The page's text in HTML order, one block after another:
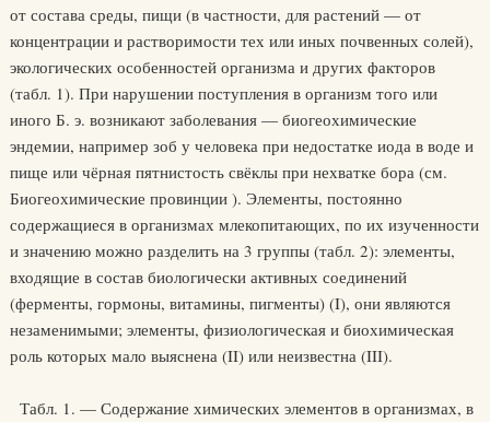
от состава среды, пищи (в частности, для растений — от
концентрации и растворимости тех или иных почвенных солей),
экологических особенностей организма и других факторов
(табл. 1). При нарушении поступления в организм того или
иного Б. э. возникают заболевания — биогеохимические
эндемии, например зоб у человека при недостатке иода в воде и
пище или чёрная пятнистость свёклы при нехватке бора (см.
Биогеохимические провинции ). Элементы, постоянно
содержащиеся в организмах млекопитающих, по их изученности
и значению можно разделить на 3 группы (табл. 2): элементы,
входящие в состав биологически активных соединений
(ферменты, гормоны, витамины, пигменты) (I), они являются
незаменимыми; элементы, физиологическая и биохимическая
роль которых мало выяснена (II) или неизвестна (III).
Табл. 1. — Содержание химических элементов в организмах, в